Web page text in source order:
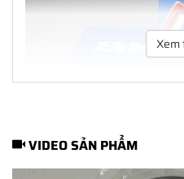
Xem
VIDEO SẢN PHẨM